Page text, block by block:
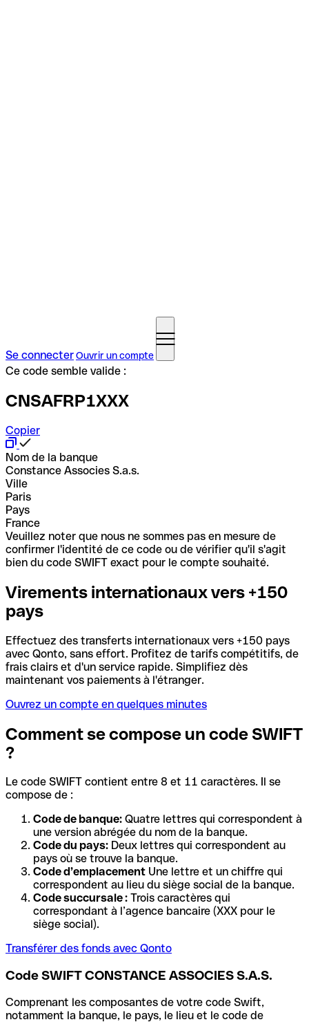
Se connecterOuvrir un compte
Ce code semble valide :
CNSAFRP1XXX
Copier
Nom de la banque
Constance Associes S.a.s.
Ville
Paris
Pays
France
Veuillez noter que nous ne sommes pas en mesure de
confirmer l'identité de ce code ou de vérifier qu'il s'agit
bien du code SWIFT exact pour le compte souhaité.
Virements internationaux vers +150
pays
Effectuez des transferts internationaux vers +150 pays
avec Qonto, sans effort. Profitez de tarifs compétitifs, de
frais clairs et d'un service rapide. Simplifiez dès
maintenant vos paiements à l'étranger.
Ouvrez un compte en quelques minutes
Comment se compose un code SWIFT
?
Le code SWIFT contient entre 8 et 11 caractères. Il se
compose de :
Code de banque: Quatre lettres qui correspondent à
une version abrégée du nom de la banque.
Code du pays: Deux lettres qui correspondent au
pays où se trouve la banque.
Code d’emplacement Une lettre et un chiffre qui
correspondent au lieu du siège social de la banque.
Code succursale : Trois caractères qui
correspondant à l’agence bancaire (XXX pour le
siège social).
Transférer des fonds avec Qonto
Code SWIFT CONSTANCE ASSOCIES S.A.S.
Comprenant les composantes de votre code Swift,
notamment la banque, le pays, le lieu et le code de